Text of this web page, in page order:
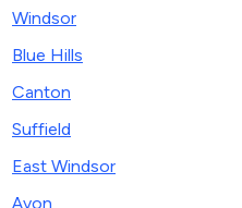
Windsor
Blue Hills
Canton
Suffield
East Windsor
Avon